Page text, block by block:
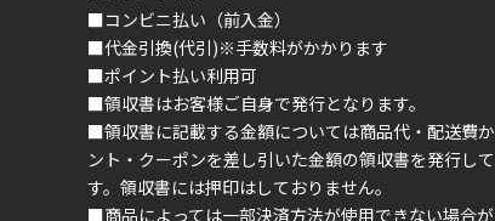
■コンビニ払い（前入金）
■代金引換(代引)※手数料がかかります
■ポイント払い利用可
■領収書はお客様ご自身で発行となります。
■領収書に記載する金額については商品代・配送費
ント・クーポンを差し引いた金額の領収書を発行し
す。領収書には押印はしておりません。
■商品によっては一部決済方法が使用できない場合